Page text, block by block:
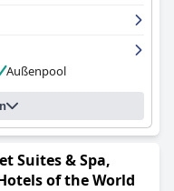
Der Fünf-Sterne-
machen das
Santorini und es gilt
Außenpool
Suites & Spa,
of the World